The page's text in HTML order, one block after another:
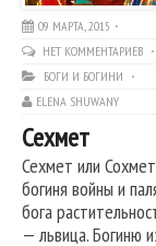
09 МАРТА, 2015
НЕТ КОММЕНТАРИЕВ
БОГИ И БОГИНИ
ELENA SHUWANY
Сехмет
Сехмет или
богиня войны и
бога
— львица. Богиню